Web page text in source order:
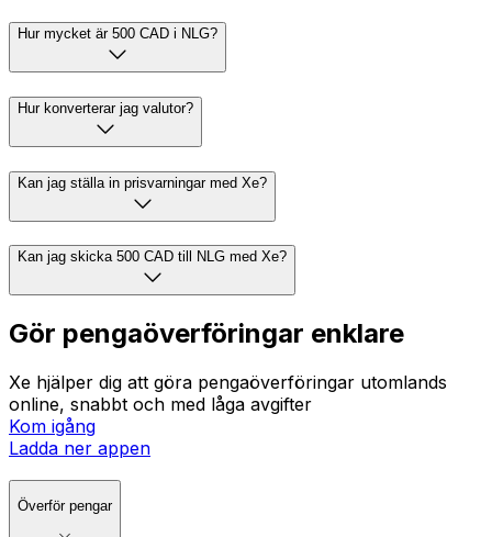
Hur mycket är 500 CAD i NLG?
Hur konverterar jag valutor?
Kan jag ställa in prisvarningar med Xe?
Kan jag skicka 500 CAD till NLG med Xe?
Gör pengaöverföringar enklare
Xe hjälper dig att göra pengaöverföringar utomlands
online, snabbt och med låga avgifter
Kom igång
Ladda ner appen
Överför pengar